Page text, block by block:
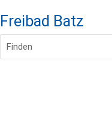
Freibad Batz
Finden